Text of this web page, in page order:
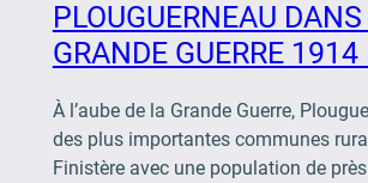
PLOUGUERNEAU
GRANDE GUERRE
À l’aube de la Grande Guerre,
des plus importantes communes
Finistère avec une population de